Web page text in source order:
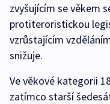
zvyšujícím se věkem
protiteroristickou
vzrůstajícím
snižuje.
Ve věkové kategorii
zatímco starší